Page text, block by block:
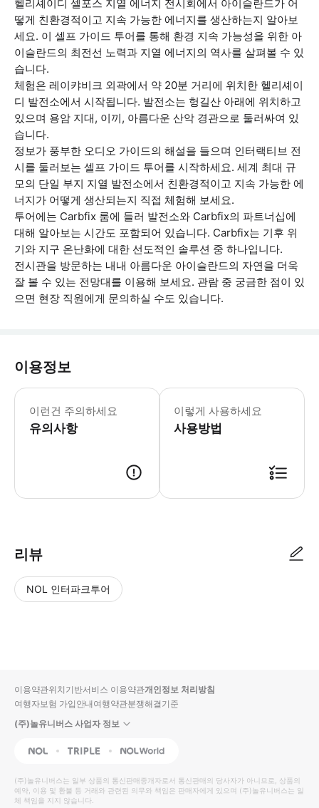
헬리셰이디 셀포스 지열 에너지 전시회에서 아이슬란드가 어
떻게 친환경적이고 지속 가능한 에너지를 생산하는지 알아보
세요. 이 셀프 가이드 투어를 통해 환경 지속 가능성을 위한 아
이슬란드의 최전선 노력과 지열 에너지의 역사를 살펴볼 수 있
습니다.
체험은 레이캬비크 외곽에서 약 20분 거리에 위치한 헬리셰이
디 발전소에서 시작됩니다. 발전소는 헝길산 아래에 위치하고
있으며 용암 지대, 이끼, 아름다운 산악 경관으로 둘러싸여 있
습니다.
정보가 풍부한 오디오 가이드의 해설을 들으며 인터랙티브 전
시를 둘러보는 셀프 가이드 투어를 시작하세요. 세계 최대 규
모의 단일 부지 지열 발전소에서 친환경적이고 지속 가능한 에
너지가 어떻게 생산되는지 직접 체험해 보세요.
투어에는 Carbfix 룸에 들러 발전소와 Carbfix의 파트너십에
대해 알아보는 시간도 포함되어 있습니다. Carbfix는 기후 위
기와 지구 온난화에 대한 선도적인 솔루션 중 하나입니다.
전시관을 방문하는 내내 아름다운 아이슬란드의 자연을 더욱
잘 볼 수 있는 전망대를 이용해 보세요. 관람 중 궁금한 점이 있
으면 현장 직원에게 문의하실 수도 있습니다.
이용정보
이런건 주의하세요
유의사항
시작 시간은 유동적이며 입장 후 원
이렇게 사용하세요
사용방법
리뷰
NOL 인터파크투어
입니
다.
높
은
동
영
순
상
이용약관위치기반서비스 이용약관개인정보 처리방침
여행자보험 가입안내여행약관분쟁해결기준
(주)놀유니버스 사업자 정보
NOL Triple Interpark Global
(주)놀유니버스는 일부 상품의 통신판매중개자로서 통신판매의 당사자가 아니므로, 상품의
예약, 이용 및 환불 등 거래와 관련된 의무와 책임은 판매자에게 있으며 (주)놀유니버스는 일
체 책임을 지지 않습니다.